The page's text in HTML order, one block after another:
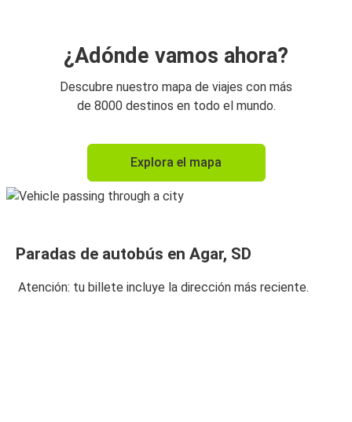
¿Adónde vamos ahora?
Descubre nuestro mapa de viajes con más
de 8000 destinos en todo el mundo.
Explora el mapa
Paradas de autobús en Agar, SD
Atención: tu billete incluye la dirección más reciente.